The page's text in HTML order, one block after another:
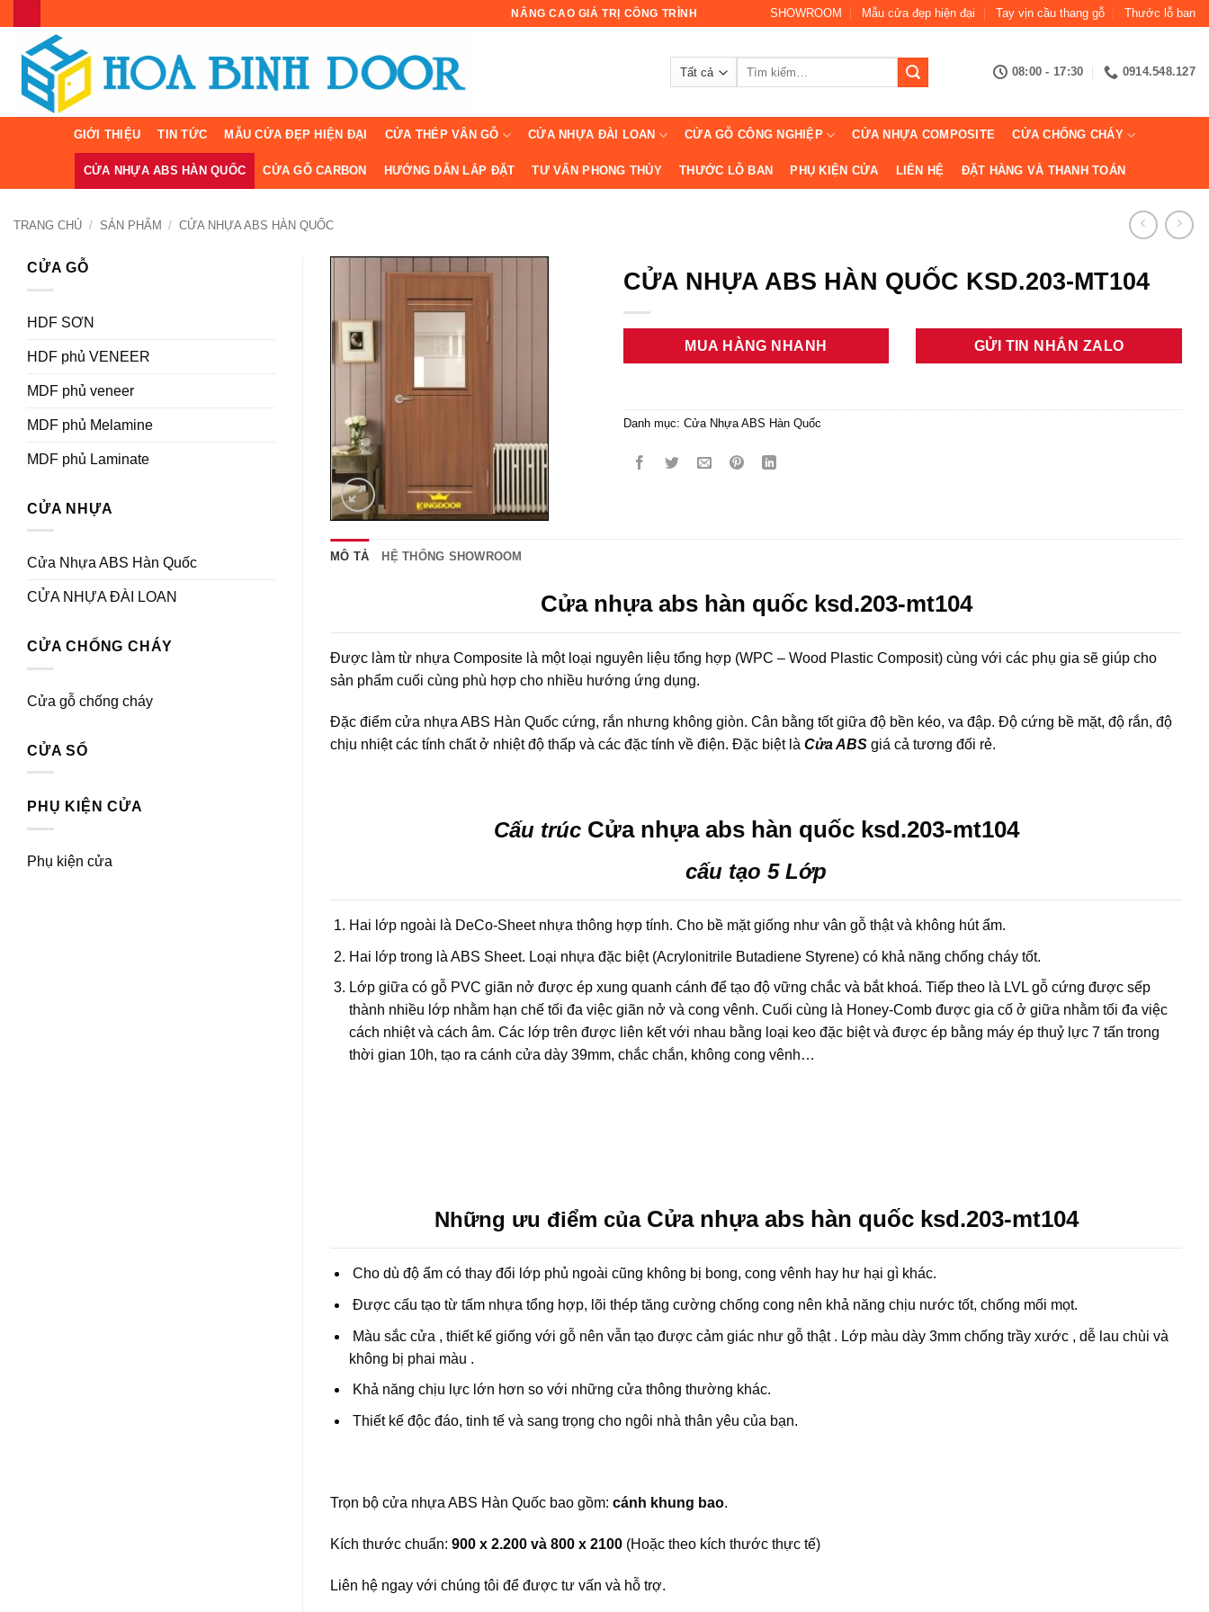
dung
NÂNG CAO GIÁ TRỊ CÔNG TRÌNH SHOWROOM Mẫu cửa đẹp hiện đại Tay vịn cầu thang gỗ Thước lỗ ban
08:00 - 17:30 0914.548.127
GIỚI THIỆU TIN TỨC MẪU CỬA ĐẸP HIỆN ĐẠI CỬA THÉP VÂN GỖ CỬA NHỰA ĐÀI LOAN CỬA GỖ CÔNG NGHIỆP CỬA NHỰA COMPOSITE CỬA CHỐNG CHÁY
CỬA NHỰA ABS HÀN QUỐC CỬA GỖ CARBON HƯỚNG DẪN LẮP ĐẶT TƯ VẤN PHONG THỦY THƯỚC LỖ BAN PHỤ KIỆN CỬA LIÊN HỆ ĐẶT HÀNG VÀ THANH TOÁN
TRANG CHỦ / SẢN PHẨM / CỬA NHỰA ABS HÀN QUỐC
CỬA GỖ
HDF SƠN
HDF phủ VENEER
MDF phủ veneer
MDF phủ Melamine
MDF phủ Laminate
CỬA NHỰA
Cửa Nhựa ABS Hàn Quốc
CỬA NHỰA ĐÀI LOAN
CỬA CHỐNG CHÁY
Cửa gỗ chống cháy
CỬA SỔ
PHỤ KIỆN CỬA
Phụ kiện cửa
CỬA NHỰA ABS HÀN QUỐC KSD.203-MT104
MUA HÀNG NHANH GỬI TIN NHẮN ZALO
Danh mục: Cửa Nhựa ABS Hàn Quốc
MÔ TẢ HỆ THỐNG SHOWROOM
Cửa nhựa abs hàn quốc ksd.203-mt104
Được làm từ nhựa Composite là một loại nguyên liệu tổng hợp (WPC – Wood Plastic Composit) cùng với các phụ gia sẽ giúp cho
sản phẩm cuối cùng phù hợp cho nhiều hướng ứng dụng.
Đặc điểm cửa nhựa ABS Hàn Quốc cứng, rắn nhưng không giòn. Cân bằng tốt giữa độ bền kéo, va đập. Độ cứng bề mặt, độ rắn, độ
chịu nhiệt các tính chất ở nhiệt độ thấp và các đặc tính về điện. Đặc biệt là Cửa ABS giá cả tương đối rẻ.
Cấu trúc Cửa nhựa abs hàn quốc ksd.203-mt104
cấu tạo 5 Lớp
Hai lớp ngoài là DeCo-Sheet nhựa thông hợp tính. Cho bề mặt giống như vân gỗ thật và không hút ẩm.
Hai lớp trong là ABS Sheet. Loại nhựa đặc biệt (Acrylonitrile Butadiene Styrene) có khả năng chống cháy tốt.
Lớp giữa có gỗ PVC giãn nở được ép xung quanh cánh để tạo độ vững chắc và bắt khoá. Tiếp theo là LVL gỗ cứng được sếp
thành nhiều lớp nhằm hạn chế tối đa việc giãn nở và cong vênh. Cuối cùng là Honey-Comb được gia cố ở giữa nhằm tối đa việc
cách nhiệt và cách âm. Các lớp trên được liên kết với nhau bằng loại keo đặc biệt và được ép bằng máy ép thuỷ lực 7 tấn trong
thời gian 10h, tạo ra cánh cửa dày 39mm, chắc chắn, không cong vênh…
Những ưu điểm của Cửa nhựa abs hàn quốc ksd.203-mt104
Cho dù độ ẩm có thay đổi lớp phủ ngoài cũng không bị bong, cong vênh hay hư hại gì khác.
Được cấu tạo từ tấm nhựa tổng hợp, lõi thép tăng cường chống cong nên khả năng chịu nước tốt, chống mối mọt.
Màu sắc cửa , thiết kế giống với gỗ nên vẫn tạo được cảm giác như gỗ thật . Lớp màu dày 3mm chống trầy xước , dễ lau chùi và
không bị phai màu .
Khả năng chịu lực lớn hơn so với những cửa thông thường khác.
Thiết kế độc đáo, tinh tế và sang trọng cho ngôi nhà thân yêu của bạn.
Trọn bộ cửa nhựa ABS Hàn Quốc bao gồm: cánh khung bao.
Kích thước chuẩn: 900 x 2.200 và 800 x 2100 (Hoặc theo kích thước thực tế)
Liên hệ ngay với chúng tôi để được tư vấn và hỗ trợ.